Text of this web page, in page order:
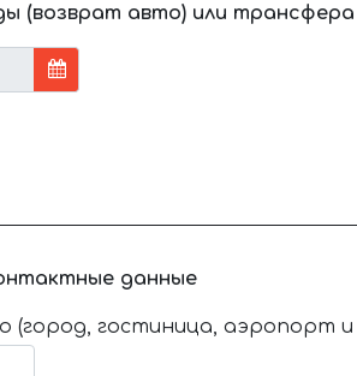
(возврат авто) или трансфера
данные
(город, гостиница, аэропорт и